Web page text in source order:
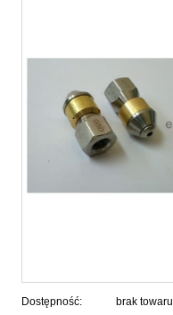
Dostępność: brak towaru